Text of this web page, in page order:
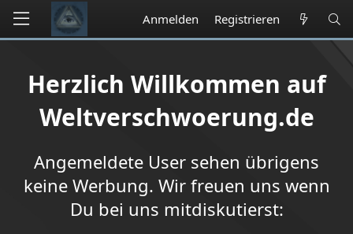
Anmelden Registrieren
Herzlich Willkommen auf
Weltverschwoerung.de
Angemeldete User sehen übrigens
keine Werbung. Wir freuen uns wenn
Du bei uns mitdiskutierst: